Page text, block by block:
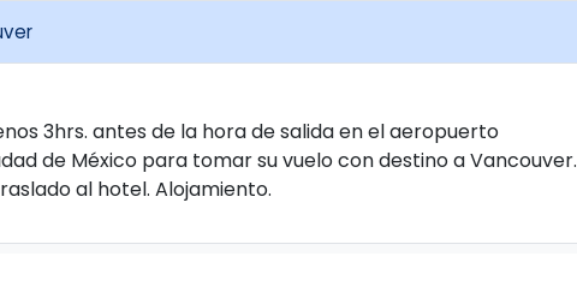
3hrs. antes de la hora de salida en el aeropuerto
de México para tomar su vuelo con destino a Vancouver.
al hotel. Alojamiento.